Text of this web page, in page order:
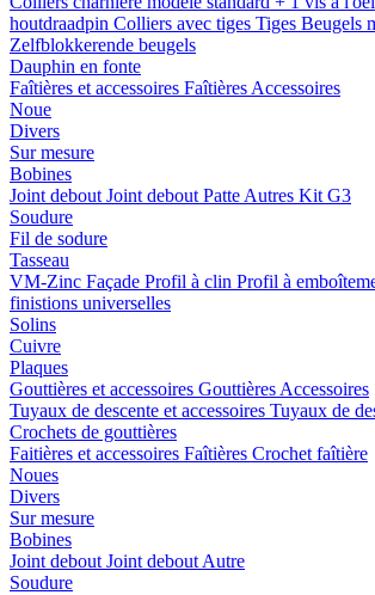
houtdraadpin Colliers avec tiges Tiges Beugels
Zelfblokkerende beugels
Dauphin en fonte
Faîtières et accessoires Faîtières Accessoires
Noue
Divers
Sur mesure
Bobines
Joint debout Joint debout Patte Autres Kit G3
Soudure
Fil de sodure
Tasseau
VM-Zinc Façade Profil à clin Profil à
finistions universelles
Solins
Cuivre
Plaques
Gouttières et accessoires Gouttières Accessoires
Tuyaux de descente et accessoires Tuyaux de
Crochets de gouttières
Faitières et accessoires Faîtières Crochet faîtière
Noues
Divers
Sur mesure
Bobines
Joint debout Joint debout Autre
Soudure